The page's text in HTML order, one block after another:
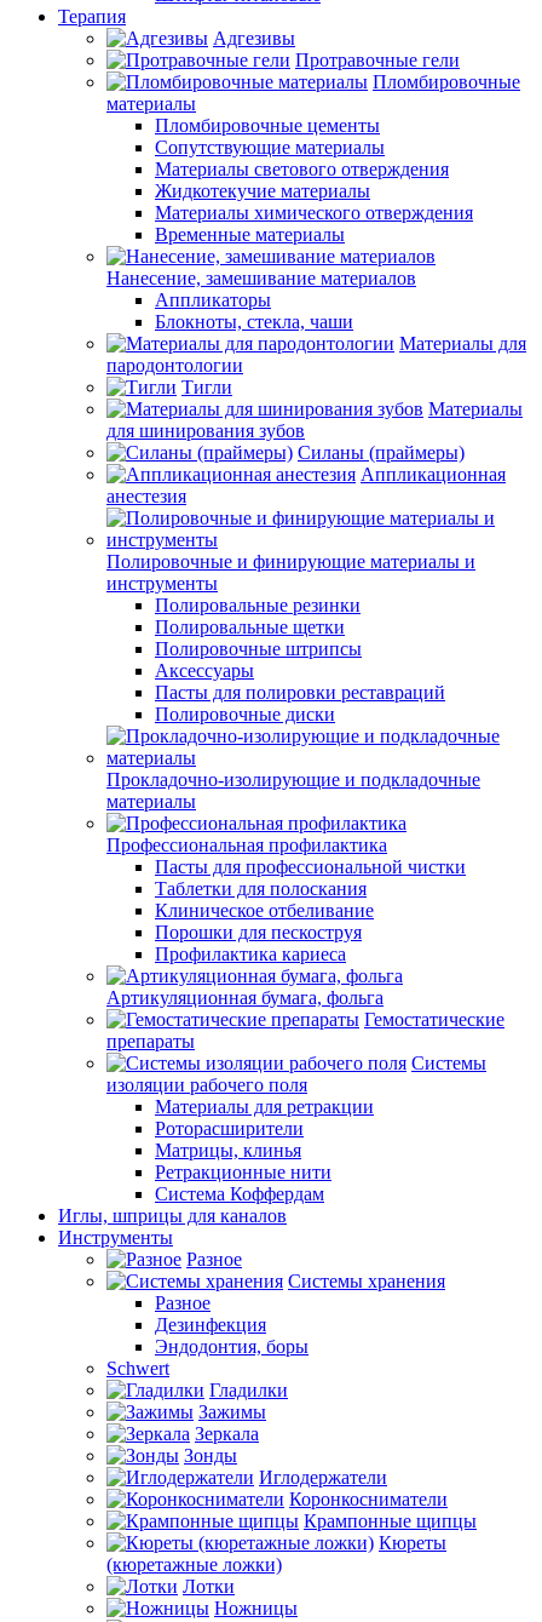
Терапия
Адгезивы
Протравочные гели
Пломбировочные
материалы
Пломбировочные цементы
Сопутствующие материалы
Материалы светового отверждения
Жидкотекучие материалы
Материалы химического отверждения
Временные материалы
Нанесение, замешивание материалов
Аппликаторы
Блокноты, стекла, чаши
Материалы для
пародонтологии
Тигли
Материалы
для шинирования зубов
Силаны (праймеры)
Аппликационная
анестезия
Полировочные и финирующие материалы и
инструменты
Полировальные резинки
Полировальные щетки
Полировочные штрипсы
Аксессуары
Пасты для полировки реставраций
Полировочные диски
Прокладочно-изолирующие и подкладочные
материалы
Профессиональная профилактика
Пасты для профессиональной чистки
Таблетки для полоскания
Клиническое отбеливание
Порошки для пескоструя
Профилактика кариеса
Артикуляционная бумага, фольга
Гемостатические
препараты
Системы
изоляции рабочего поля
Материалы для ретракции
Роторасширители
Матрицы, клинья
Ретракционные нити
Система Коффердам
Иглы, шприцы для каналов
Инструменты
Разное
Системы хранения
Разное
Дезинфекция
Эндодонтия, боры
Schwert
Гладилки
Зажимы
Зеркала
Зонды
Иглодержатели
Коронкосниматели
Крампонные щипцы
Кюреты
(кюретажные ложки)
Лотки
Ножницы